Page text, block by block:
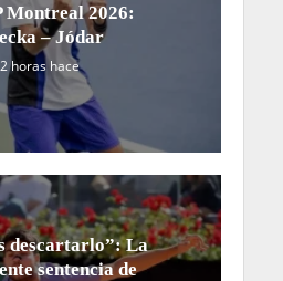
Montreal 2026:
– Jódar
horas hace
descartarlo”: La
sentencia de